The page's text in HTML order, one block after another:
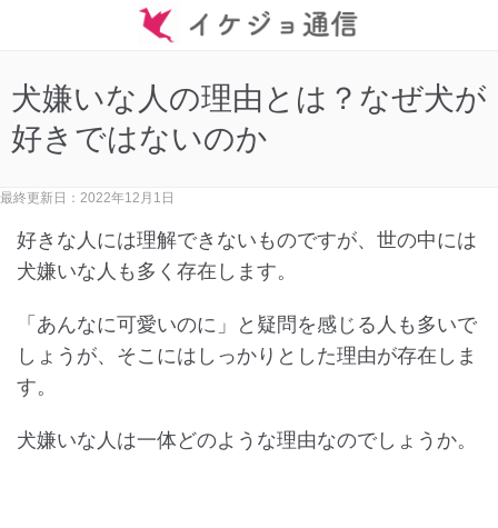
犬嫌いな人の理由とは？なぜ犬が
好きではないのか
最終更新日：2022年12月1日
好きな人には理解できないものですが、世の中には
犬嫌いな人も多く存在します。
「あんなに可愛いのに」と疑問を感じる人も多いで
しょうが、そこにはしっかりとした理由が存在しま
す。
犬嫌いな人は一体どのような理由なのでしょうか。